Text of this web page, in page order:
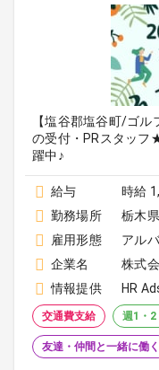
【塩谷郡塩谷町/ゴル
の受付・PRスタッフ
躍中♪
給与
時給
勤務場所
栃木
雇用形態
アル
企業名
株式
情報提供
HR
交通費支給 週1・2
友達・仲間と一緒に働く